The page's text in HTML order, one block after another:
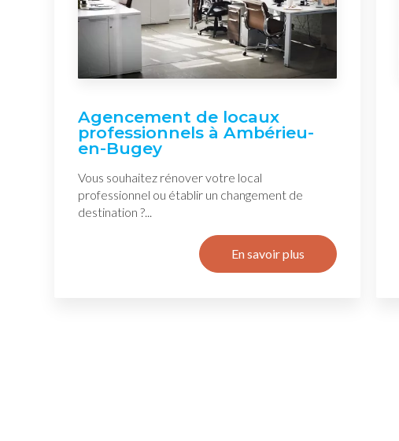
Agencement de locaux
professionnels à Ambérieu-
en-Bugey
Vous souhaitez rénover votre local
professionnel ou établir un changement de
destination ?...
En savoir plus